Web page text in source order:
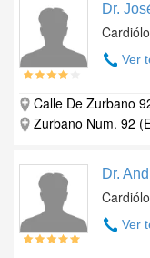
Dr.
Ver
Calle De Zurbano
Zurbano Num. 92
Dr.
Ver